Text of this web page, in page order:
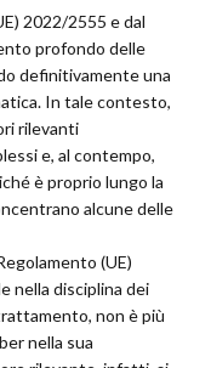
2022/2555 e dal
profondo delle
definitivamente una
In tale contesto,
rilevanti
e, al contempo,
è proprio lungo la
alcune delle
(UE)
nella disciplina dei
non è più
nella sua